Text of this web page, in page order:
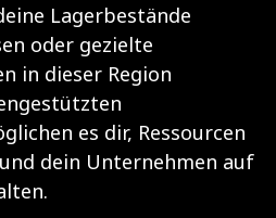
Lagerbestände
oder gezielte
in dieser Region
es dir, Ressourcen
dein Unternehmen auf